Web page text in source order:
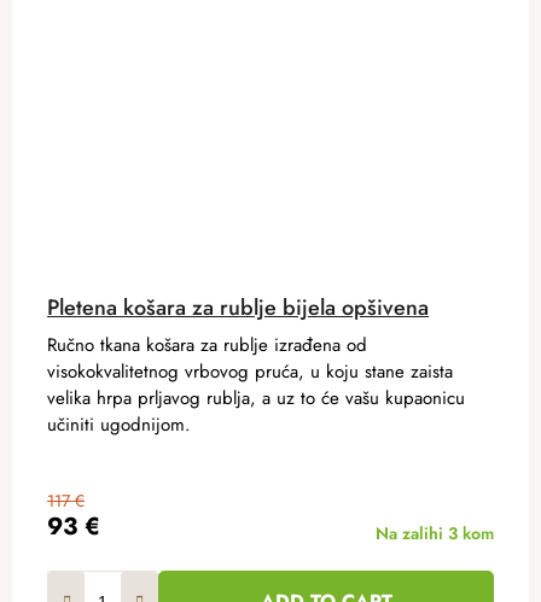
Pletena košara za rublje bijela opšivena
93 €
117 €
Na zalihi 3 kom
Ručno tkana košara za rublje izrađena od
visokokvalitetnog vrbovog pruća, u koju stane zaista
velika hrpa prljavog rublja, a uz to će vašu kupaonicu
učiniti ugodnijom.